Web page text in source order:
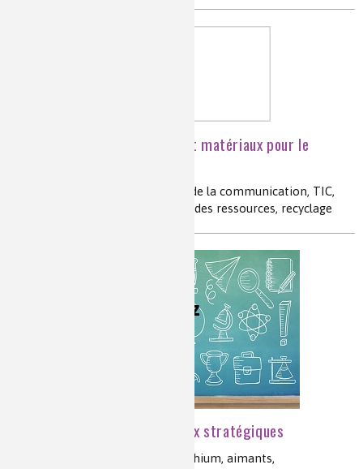
Importance des métaux et matériaux pour le
technologies de l'information et de la communication, TIC,
économie circulaire , épuisement des ressources, recyclage
[Quiz] Chimie et matériaux stratégiques
matériaux stratégiques, cobalt, lithium, aimants,